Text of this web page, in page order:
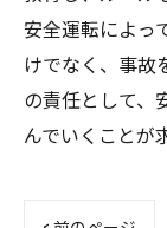
安全運転によっ
けでなく、事故
の責任として、
んでいくことが